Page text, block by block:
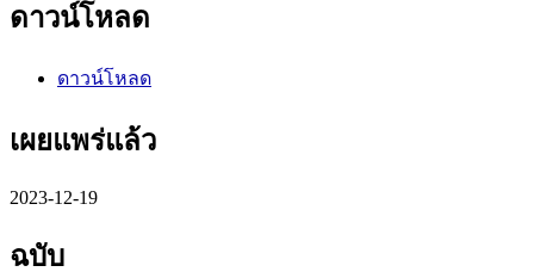
ดาวน์โหลด
ดาวน์โหลด
เผยแพร่แล้ว
2023-12-19
ฉบับ